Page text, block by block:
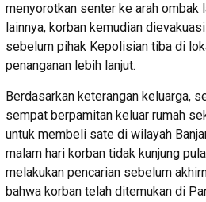
menyorotkan senter ke arah ombak
lainnya, korban kemudian
sebelum pihak Kepolisian tiba di
penanganan lebih lanjut.
Berdasarkan keterangan keluarga,
sempat berpamitan keluar rumah
untuk membeli sate di wilayah
malam hari korban tidak kunjung
melakukan pencarian sebelum
bahwa korban telah ditemukan di